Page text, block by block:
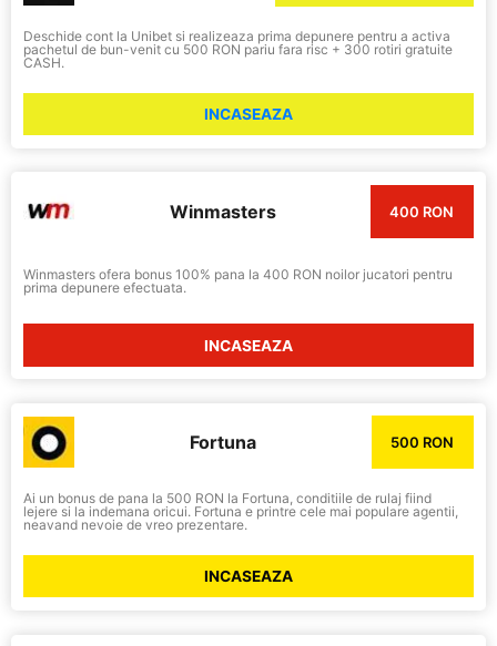
Deschide cont la Unibet si realizeaza prima depunere pentru a activa
pachetul de bun-venit cu 500 RON pariu fara risc + 300 rotiri gratuite
CASH.
INCASEAZA
Winmasters 400 RON
Winmasters ofera bonus 100% pana la 400 RON noilor jucatori pentru
prima depunere efectuata.
INCASEAZA
Fortuna 500 RON
Ai un bonus de pana la 500 RON la Fortuna, conditiile de rulaj fiind
lejere si la indemana oricui. Fortuna e printre cele mai populare agentii,
neavand nevoie de vreo prezentare.
INCASEAZA